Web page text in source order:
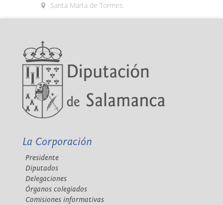
Santa Marta de Tormes
La Corporación
Presidente
Diputados
Delegaciones
Órganos colegiados
Comisiones informativas